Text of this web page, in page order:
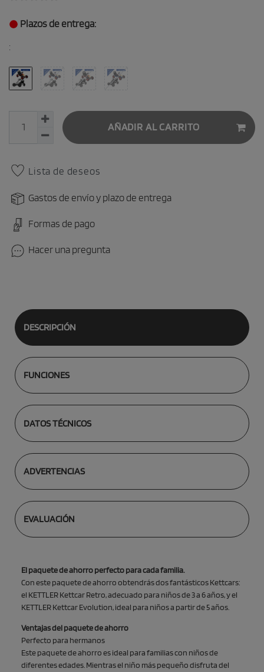
Plazos de entrega:
:
AÑADIR AL CARRITO
Lista de deseos
Gastos de envío y plazo de entrega
Formas de pago
Hacer una pregunta
DESCRIPCIÓN
FUNCIONES
DATOS TÉCNICOS
ADVERTENCIAS
EVALUACIÓN
El paquete de ahorro perfecto para cada familia.
Con este paquete de ahorro obtendrás dos fantásticos Kettcars:
el KETTLER Kettcar Retro, adecuado para niños de 3 a 6 años, y el
KETTLER Kettcar Evolution, ideal para niños a partir de 5 años.
Ventajas del paquete de ahorro
Perfecto para hermanos
Este paquete de ahorro es ideal para familias con niños de
diferentes edades. Mientras el niño más pequeño disfruta del